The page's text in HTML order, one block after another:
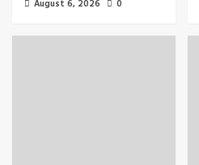
August 6, 2026
0